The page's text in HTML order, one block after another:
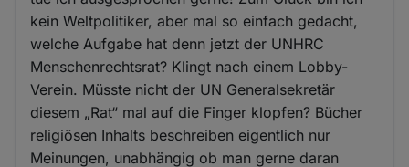
kein Weltpolitiker, aber mal so einfach gedacht,
welche Aufgabe hat denn jetzt der UNHRC
Menschenrechtsrat? Klingt nach einem Lobby-
Verein. Müsste nicht der UN Generalsekretär
diesem „Rat“ mal auf die Finger klopfen? Bücher
religiösen Inhalts beschreiben eigentlich nur
Meinungen, unabhängig ob man gerne daran